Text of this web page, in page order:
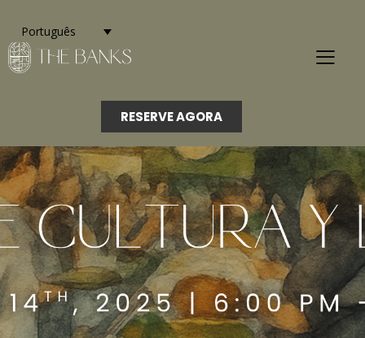
Português
RESERVE AGORA